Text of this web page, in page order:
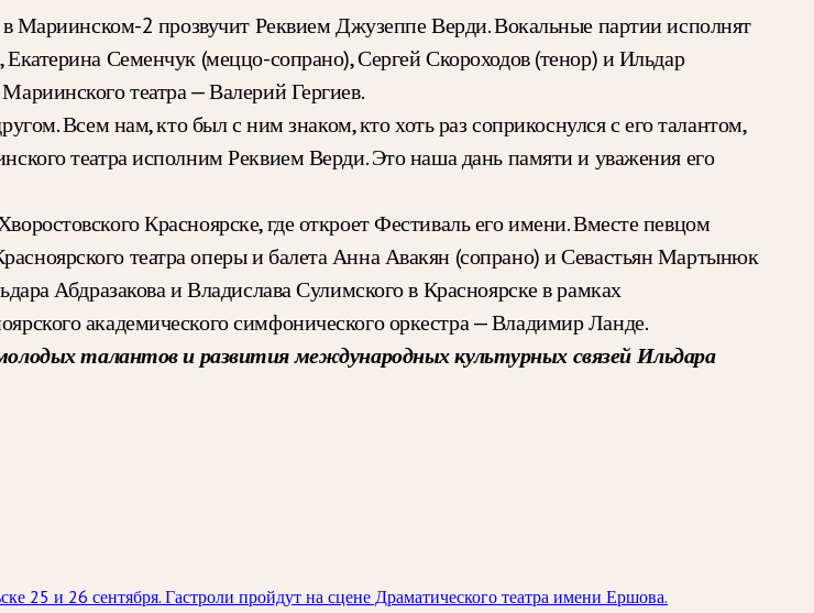
Мариинском-2 прозвучит Реквием Джузеппе Верди. Вокальные партии исполнят
Семенчук (меццо-сопрано), Сергей Скороходов (тенор) и Ильдар
театра — Валерий Гергиев.
Всем нам, кто был с ним знаком, кто хоть раз соприкоснулся с его талантом,
театра исполним Реквием Верди. Это наша дань памяти и уважения его
Красноярске, где откроет Фестиваль его имени. Вместе певцом
театра оперы и балета Анна Авакян (сопрано) и Севастьян Мартынюк
Абдразакова и Владислава Сулимского в Красноярске в рамках
академического симфонического оркестра — Владимир Ланде.
талантов и развития международных культурных связей Ильдара
25 и 26 сентября. Гастроли пройдут на сцене Драматического театра имени Ершова.